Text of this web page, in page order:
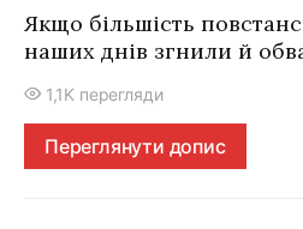
Якщо більшість
наших днів згнили й
1,1K перегляди
Переглянути допис